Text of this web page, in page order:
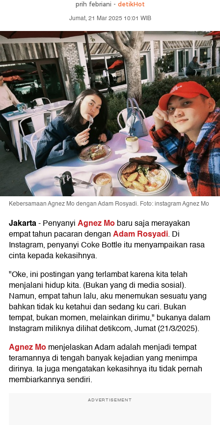
prih febriani - detikHot
Jumat, 21 Mar 2025 10:01 WIB
Kebersamaan Agnez Mo dengan Adam Rosyadi. Foto: instagram Agnez Mo
Jakarta-PenyanyiAgnez Mobaru saja merayakan
empat tahun pacaran denganAdam Rosyadi. Di
Instagram, penyanyi Coke Bottle itu menyampaikan rasa
cinta kepada kekasihnya.
"Oke, ini postingan yang terlambat karena kita telah
menjalani hidup kita. (Bukan yang di media sosial).
Namun, empat tahun lalu, aku menemukan sesuatu yang
bahkan tidak ku ketahui dan sedang ku cari. Bukan
tempat, bukan momen, melainkan dirimu," bukanya dalam
Instagram miliknya dilihat detikcom, Jumat (21/3/2025).
Agnez Momenjelaskan Adam adalah menjadi tempat
teramannya di tengah banyak kejadian yang menimpa
dirinya. Ia juga mengatakan kekasihnya itu tidak pernah
membiarkannya sendiri.
ADVERTISEMENT